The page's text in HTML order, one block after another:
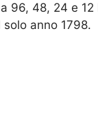
96, 48, 24 e 12
anno 1798.